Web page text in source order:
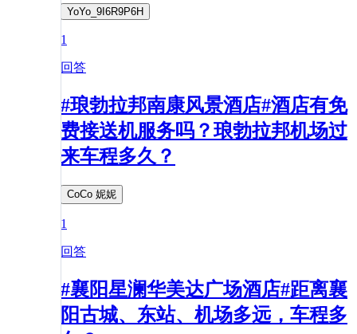
YoYo_9I6R9P6H
1
回答
#琅勃拉邦南康风景酒店#酒店有免
费接送机服务吗？琅勃拉邦机场过
来车程多久？
CoCo 妮妮
1
回答
#襄阳星澜华美达广场酒店#距离襄
阳古城、东站、机场多远，车程多